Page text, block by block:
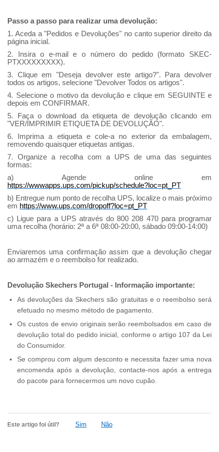
Passo a passo para realizar uma devolução:
1. Aceda a "Pedidos e Devoluções" no canto superior direito da
página inicial.
2. Insira o e-mail e o número do pedido (formato SKEC-
PTXXXXXXXXX).
3. Clique em "Deseja devolver este artigo?". Para devolver
todos os artigos, selecione "Devolver Todos os artigos".
4. Selecione o motivo da devolução e clique em SEGUINTE e
depois em CONFIRMAR.
5. Faça o download da etiqueta de devolução clicando em
"VER/IMPRIMIR ETIQUETA DE DEVOLUÇÃO".
6. Imprima a etiqueta e cole-a no exterior da embalagem,
removendo quaisquer etiquetas antigas.
7. Organize a recolha com a UPS de uma das seguintes
formas:
a) Agende online em
https://wwwapps.ups.com/pickup/schedule?loc=pt_PT
b) Entregue num ponto de recolha UPS, localize o mais próximo
em https://www.ups.com/dropoff?loc=pt_PT
c) Ligue para a UPS através do 800 208 470 para programar
uma recolha (horário: 2ª a 6ª 08:00-20:00, sábado 09:00-14:00)
Enviaremos uma confirmação assim que a devolução chegar
ao armazém e o reembolso for realizado.
Devolução Skechers Portugal - Informação importante:
As devoluções da Skechers são gratuitas e o reembolso será
efetuado no mesmo método de pagamento.
Os custos de envio originais serão reembolsados em caso de
devolução total do pedido inicial, conforme o artigo 107 da Lei
do Consumidor.
Se comprou com algum desconto e necessita fazer uma nova
encomenda após a devolução, contacte-nos após a entrega
do pacote para fornecermos um novo cupão.
Este artigo foi útil? Sim Não